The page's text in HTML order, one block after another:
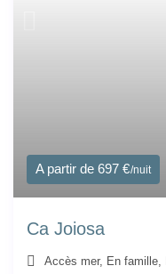
A partir de 697 €/nuit
Ca Joiosa
Accès mer, En famille,